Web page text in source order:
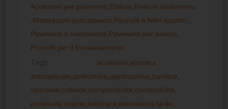
Accessori per pavimenti Edilizia Finiture Isolamento
Materassini anticalpestio Pannelli e feltri acustici
Pavimenti e rivestimenti Pavimenti per esterni
Prodotti per il fonoisolamento
accessori acustica
anticaplestio antirumore applicazione barriera
cascame collante comprimibilità conducibilità
continuità cotone eddicace eternoivica facile